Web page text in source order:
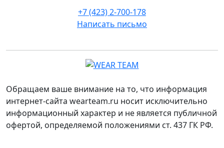
+7 (423) 2-700-178
Написать письмо
Обращаем ваше внимание на то, что информация
интернет-сайта wearteam.ru носит исключительно
информационный характер и не является публичной
офертой, определяемой положениями ст. 437 ГК РФ.